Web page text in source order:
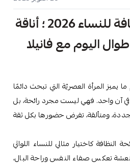
عطور برائحة النظافة للنساء 2026 ؛ أناقة
اليوم مع فانيلا
يميز المرأة العصريّة التي تبحث دائمًا
في آن واحد. فهي ليست مجرد رائحة، بل
ومتألقة، تفرض حضورها بكل ثقة
برائحة النظافة كاختيار مثالي للنساء اللواتي
تعكس صفاء النفس وراحة البال،